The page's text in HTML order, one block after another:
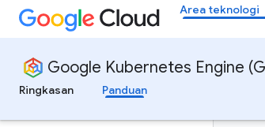
Area teknologi
Google Kubernetes Engine
Ringkasan
Panduan